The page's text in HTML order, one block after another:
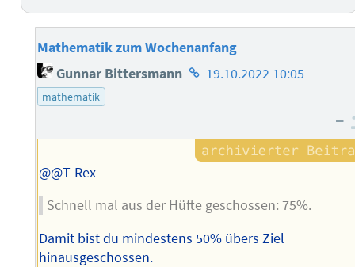
Mathematik zum Wochenanfang
Gunnar Bittersmann Homepage
19.10.2022 10:05
mathematik
–
@@T-Rex
Schnell mal aus der Hüfte geschossen: 75%.
Damit bist du mindestens 50% übers Ziel
hinausgeschossen.